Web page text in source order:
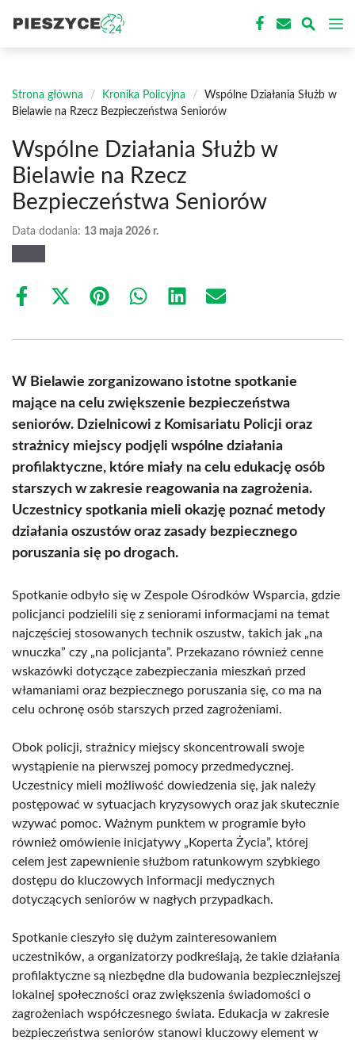
treści
Strona główna / Kronika Policyjna /
Wspólne Działania Służb w
Bielawie na Rzecz Bezpieczeństwa Seniorów
Wspólne Działania Służb w
Bielawie na Rzecz
Bezpieczeństwa Seniorów
Data dodania: 13 maja 2026 r.
Share
Share
(Twitter)
Share Share Share Share
W Bielawie zorganizowano istotne spotkanie
mające na celu zwiększenie bezpieczeństwa
seniorów. Dzielnicowi z Komisariatu Policji oraz
strażnicy miejscy podjęli wspólne działania
profilaktyczne, które miały na celu edukację osób
starszych w zakresie reagowania na zagrożenia.
Uczestnicy spotkania mieli okazję poznać metody
działania oszustów oraz zasady bezpiecznego
poruszania się po drogach.
Spotkanie odbyło się w Zespole Ośrodków Wsparcia, gdzie
policjanci podzielili się z seniorami informacjami na temat
najczęściej stosowanych technik oszustw, takich jak „na
wnuczka” czy „na policjanta”. Przekazano również cenne
wskazówki dotyczące zabezpieczania mieszkań przed
włamaniami oraz bezpiecznego poruszania się, co ma na
celu ochronę osób starszych przed zagrożeniami.
Obok policji, strażnicy miejscy skoncentrowali swoje
wystąpienie na pierwszej pomocy przedmedycznej.
Uczestnicy mieli możliwość dowiedzenia się, jak należy
postępować w sytuacjach kryzysowych oraz jak skutecznie
wzywać pomoc. Ważnym punktem w programie było
również omówienie inicjatywy „Koperta Życia”, której
celem jest zapewnienie służbom ratunkowym szybkiego
dostępu do kluczowych informacji medycznych
dotyczących seniorów w nagłych przypadkach.
Spotkanie cieszyło się dużym zainteresowaniem
uczestników, a organizatorzy podkreślają, że takie działania
profilaktyczne są niezbędne dla budowania bezpieczniejszej
lokalnej społeczności oraz zwiększenia świadomości o
zagrożeniach współczesnego świata. Edukacja w zakresie
bezpieczeństwa seniorów stanowi kluczowy element w